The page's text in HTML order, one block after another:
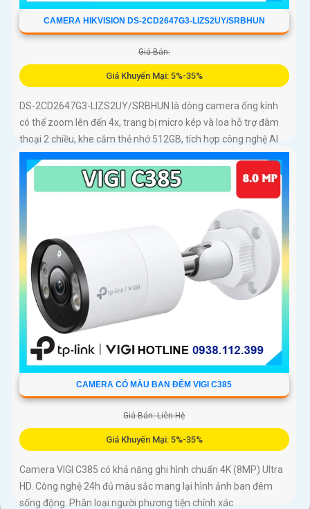
CAMERA HIKVISION DS-2CD2647G3-LIZS2UY/SRBHUN
Giá Bán:
Giá Khuyến Mại: 5%-35%
DS-2CD2647G3-LIZS2UY/SRBHUN là dòng camera ống kính
có thể zoom lên đến 4x, trang bị micro kép và loa hỗ trợ đàm
thoại 2 chiều, khe cắm thẻ nhớ 512GB, tích hợp công nghệ AI
trong việc cân bằng màu sáng trong điều kiện ánh sáng yếu,
ống kính có độ phân giải 4
CAMERA CÓ MÀU BAN ĐÊM VIGI C385
Giá Bán: Liên Hệ
Giá Khuyến Mại: 5%-35%
Camera VIGI C385 có khả năng ghi hình chuẩn 4K (8MP) Ultra
HD. Công nghệ 24h đủ màu sắc mang lại hình ảnh ban đêm
sống động. Phân loại người phương tiện chính xác